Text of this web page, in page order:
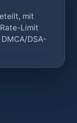
mit
Limit
DSA-